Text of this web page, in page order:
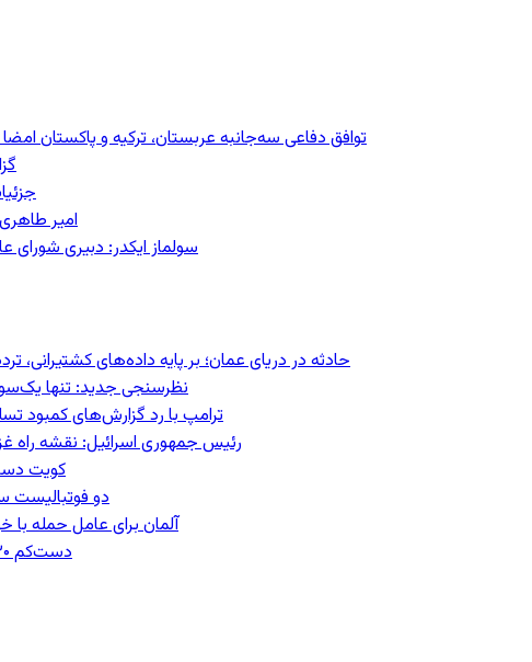
توافق دفاعی سه‌جانبه عربستان، ترکیه و پاکستان
امیر
سولماز ایکدر: دبیری شورای
حادثه در دریای عمان؛ بر پایه داده‌های
نظرسنجی جدید: تنها
ترامپ با رد گزارش‌های کمبود
رئیس‌ جمهوری اسرائیل: نقشه راه
کویت
دو فوتبالیست
آلمان برای عامل حمله
دست‌کم ۳۰ نیروی دولتی یمن در حملات حوثی‌ها کشته شدند